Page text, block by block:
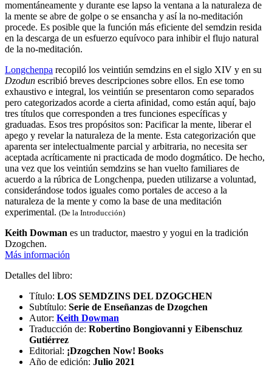
momentáneamente y durante ese lapso la ventana a la naturaleza de
la mente se abre de golpe o se ensancha y así la no-meditación
procede. Es posible que la función más eficiente del semdzin resida
en la descarga de un esfuerzo equívoco para inhibir el flujo natural
de la no-meditación.
Longchenpa recopiló los veintiún semdzins en el siglo XIV y en su
Dzodun escribió breves descripciones sobre ellos. En ese tomo
exhaustivo e integral, los veintiún se presentaron como separados
pero categorizados acorde a cierta afinidad, como están aquí, bajo
tres títulos que corresponden a tres funciones específicas y
graduadas. Esos tres propósitos son: Pacificar la mente, liberar el
apego y revelar la naturaleza de la mente. Esta categorización que
aparenta ser intelectualmente parcial y arbitraria, no necesita ser
aceptada acríticamente ni practicada de modo dogmático. De hecho,
una vez que los veintiún semdzins se han vuelto familiares de
acuerdo a la rúbrica de Longchenpa, pueden utilizarse a voluntad,
considerándose todos iguales como portales de acceso a la
naturaleza de la mente y como la base de una meditación
experimental. (De la Introducción)
Keith Dowman es un traductor, maestro y yogui en la tradición
Dzogchen.
Más información
Detalles del libro:
Título: LOS SEMDZINS DEL DZOGCHEN
Subtítulo: Serie de Enseñanzas de Dzogchen
Autor: Keith Dowman
Traducción de: Robertino Bongiovanni y Eibenschuz
Gutiérrez
Editorial: ¡Dzogchen Now! Books
Año de edición: Julio 2021